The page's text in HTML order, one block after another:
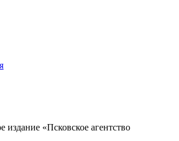
издание «Псковское агентство